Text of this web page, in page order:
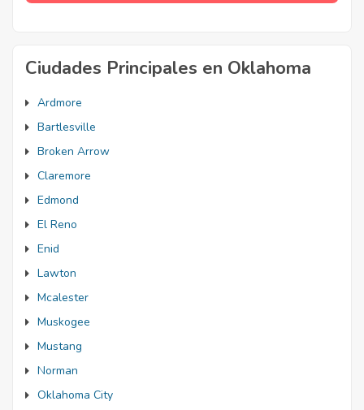
Ciudades Principales en Oklahoma
Ardmore
Bartlesville
Broken Arrow
Claremore
Edmond
El Reno
Enid
Lawton
Mcalester
Muskogee
Mustang
Norman
Oklahoma City